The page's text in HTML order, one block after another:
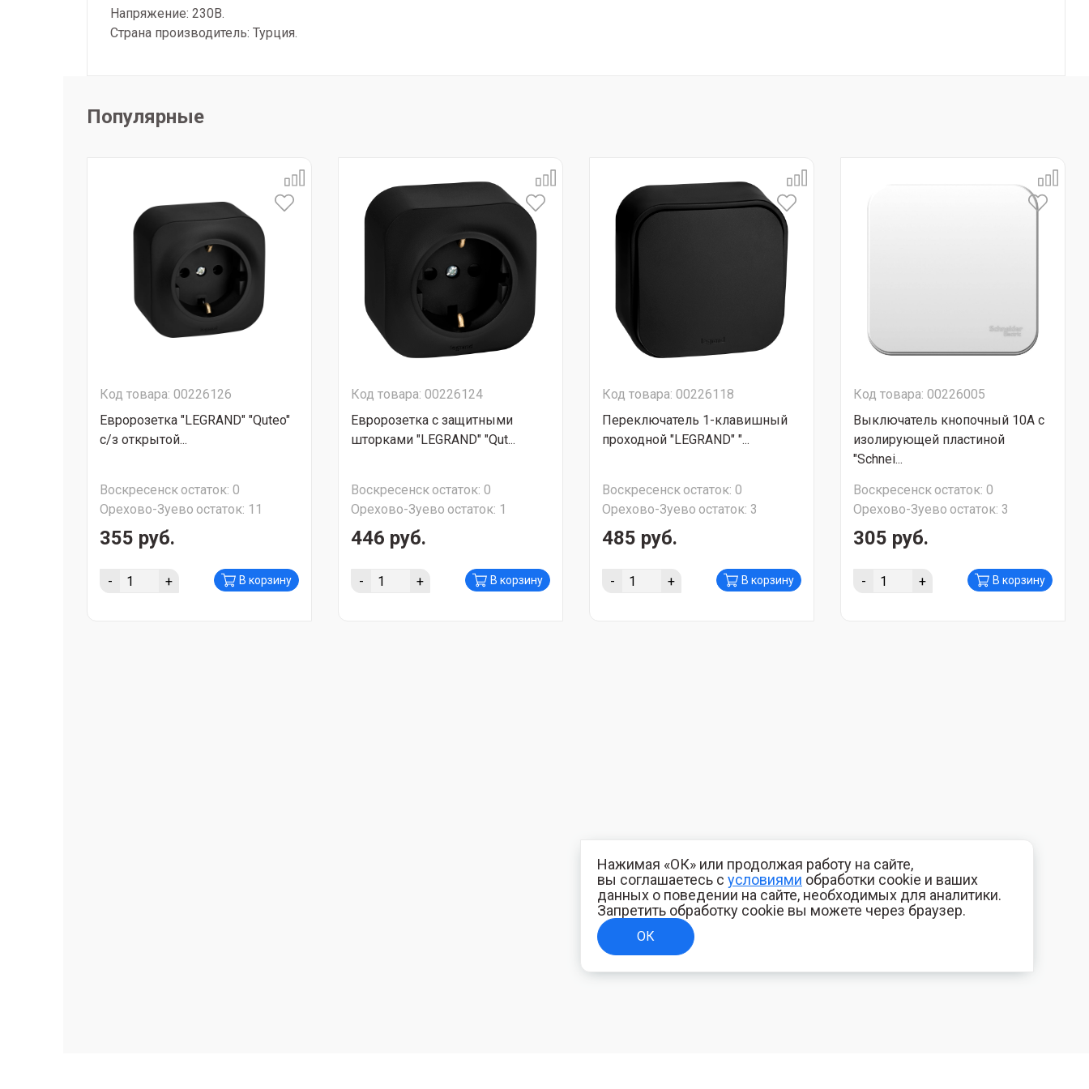
Напряжение: 230В.
Страна производитель: Турция.
Популярные
Код товара: 00226126
Евророзетка "LEGRAND" "Quteo"
с/з открытой...
Воскресенскостаток: 0
Орехово-Зуево остаток: 11
355 руб.
- + В корзину
Код товара: 00226124
Евророзетка с защитными
шторками "LEGRAND" "Qut...
Воскресенскостаток: 0
Орехово-Зуево остаток: 1
446 руб.
- + В корзину
Код товара: 00226118
Переключатель 1-клавишный
проходной "LEGRAND" "...
Воскресенскостаток: 0
Орехово-Зуево остаток: 3
485 руб.
- + В корзину
Код товара: 00226005
Выключатель кнопочный 10А с
изолирующей пластиной
"Schnei...
Воскресенскостаток: 0
Орехово-Зуево остаток: 3
305 руб.
- + В корзину
Нажимая «ОК» или продолжая работу на сайте,
вы соглашаетесь с условиями обработки cookie и ваших
данных о поведении на сайте, необходимых для аналитики.
Запретить обработку cookie вы можете через браузер.
ОК